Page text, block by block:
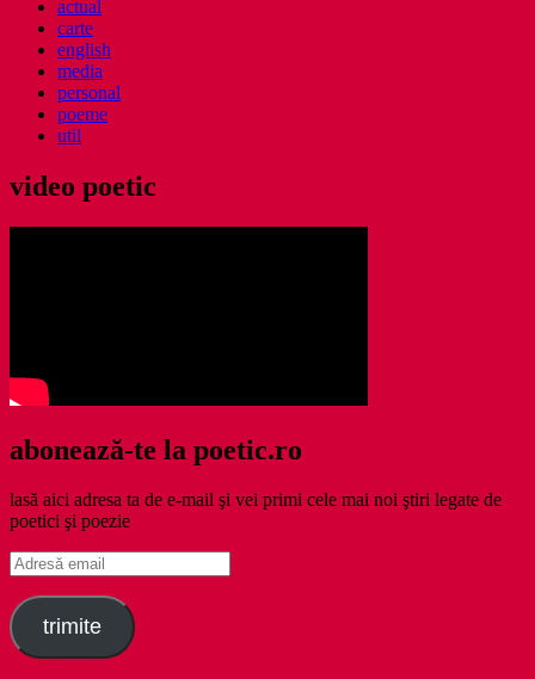
actual
carte
english
media
personal
poeme
util
video poetic
abonează-te la poetic.ro
lasă aici adresa ta de e-mail şi vei primi cele mai noi ştiri legate de
poetici şi poezie
Adresă
email
trimite